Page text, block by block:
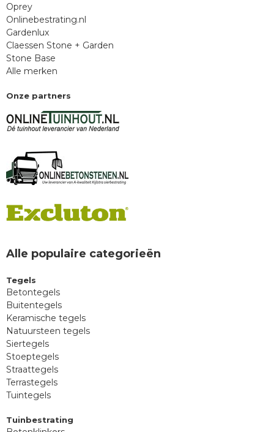
Oprey
Onlinebestrating.nl
Gardenlux
Claessen Stone + Garden
Stone Base
Alle merken
Onze partners
Alle populaire categorieën
Tegels
Betontegels
Buitentegels
Keramische tegels
Natuursteen tegels
Siertegels
Stoeptegels
Straattegels
Terrastegels
Tuintegels
Tuinbestrating